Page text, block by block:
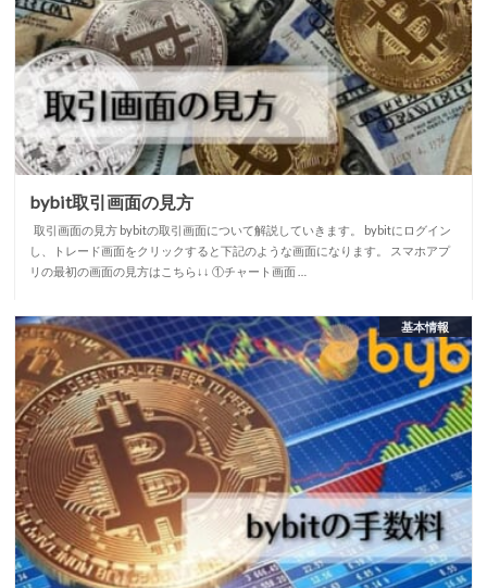
bybit取引画面の見方
取引画面の見方 bybitの取引画面について解説していきます。 bybitにログイン
し、トレード画面をクリックすると下記のような画面になります。 スマホアプ
リの最初の画面の見方はこちら↓↓ ①チャート画面 …
基本情報